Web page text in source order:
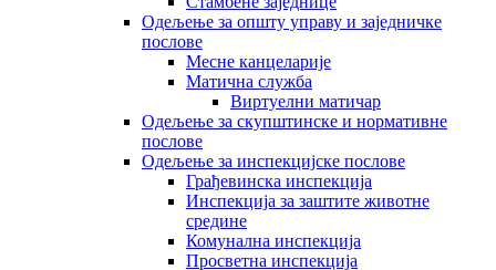
Oдељење за општу управу и заједничке
послове
Месне канцеларије
Матична служба
Виртуелни матичар
Одељење за скупштинске и нормативне
послове
Одељење за инспекцијске послове
Грађевинска инспекција
Инспекција за заштите животне
средине
Комунална инспекција
Просветна инспекција